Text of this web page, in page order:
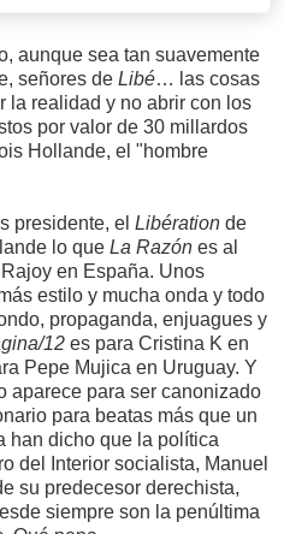
aunque sea tan suavemente
señores de Libé… las cosas
la realidad y no abrir con los
por valor de 30 millardos
Hollande, el "hombre
presidente, el Libération de
lo que La Razón es al
en España. Unos
estilo y mucha onda y todo
propaganda, enjuagues y
12 es para Cristina K en
Pepe Mujica en Uruguay. Y
aparece para ser canonizado
para beatas más que un
han dicho que la política
del Interior socialista, Manuel
su predecesor derechista,
siempre son la penúltima